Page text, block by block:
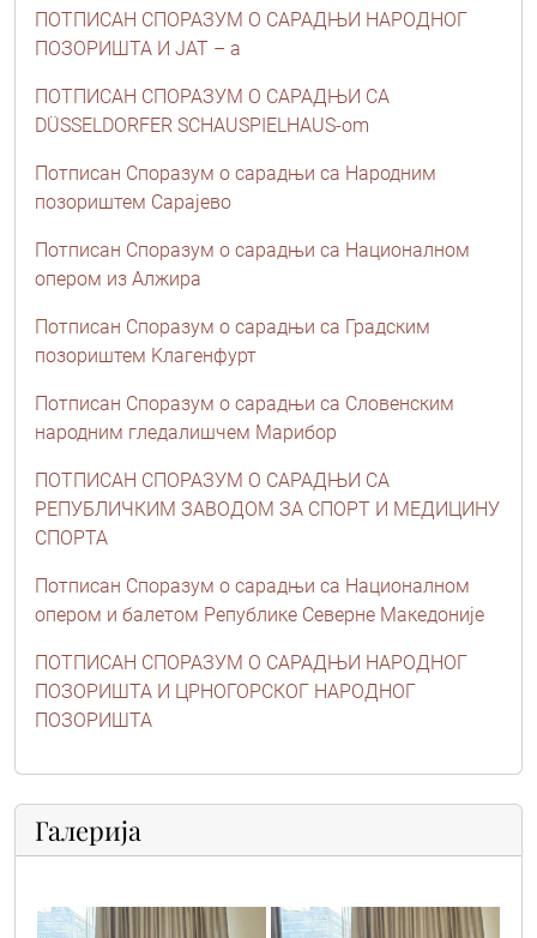
ПОТПИСАН СПОРАЗУМ О САРАДЊИ НАРОДНОГ
ПОЗОРИШТА И ЈАТ – а
ПОТПИСАН СПОРАЗУМ О САРАДЊИ СА
DÜSSELDORFER SCHAUSPIELHAUS-om
Потписан Споразум о сарадњи са Народним
позориштем Сарајево
Потписан Споразум о сарадњи са Националном
опером из Алжира
Потписан Споразум о сарадњи са Градским
позориштем Kлагенфурт
Потписан Споразум о сарадњи са Словенским
народним гледалишчем Марибор
ПОТПИСАН СПОРАЗУМ О САРАДЊИ СА
РЕПУБЛИЧКИМ ЗАВОДОМ ЗА СПОРТ И МЕДИЦИНУ
СПОРТА
Потписан Споразум о сарадњи са Националном
опером и балетом Републике Северне Македоније
ПОТПИСАН СПОРАЗУМ О САРАДЊИ НАРОДНОГ
ПОЗОРИШТА И ЦРНОГОРСКОГ НАРОДНОГ
ПОЗОРИШТА
Галерија